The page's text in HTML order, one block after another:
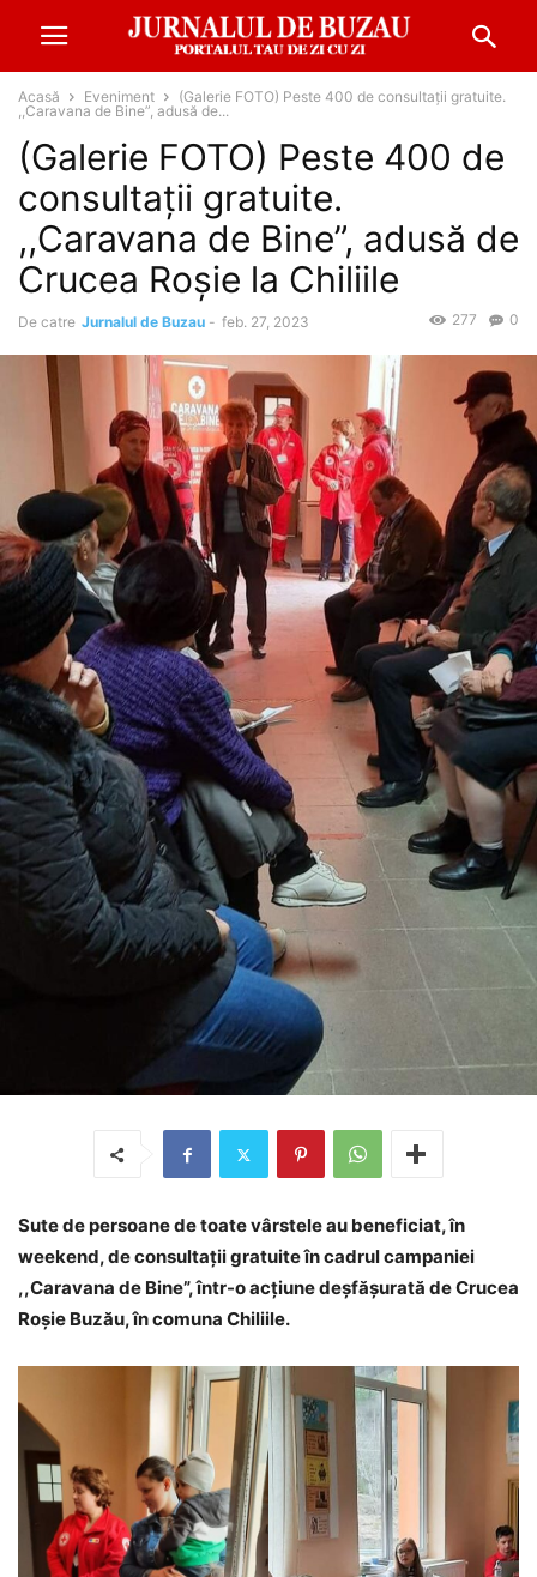
Acasă Eveniment
(Galerie FOTO) Peste 400 de consultații gratuite.
,,Caravana de Bine”, adusă de...
(Galerie FOTO) Peste 400 de
consultații gratuite.
,,Caravana de Bine”, adusă de
Crucea Roșie la Chiliile
De catre Jurnalul de Buzau - feb. 27, 2023 0
277
Sute de persoane de toate vârstele au beneficiat, în
weekend, de consultații gratuite în cadrul campaniei
,,Caravana de Bine”, într-o acțiune deșfășurată de Crucea
Roșie Buzău, în comuna Chiliile.